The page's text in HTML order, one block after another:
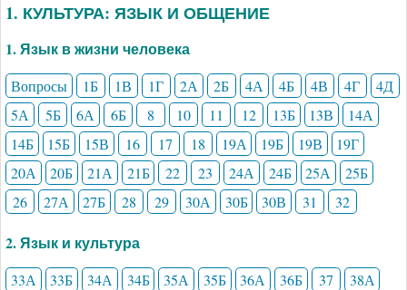
1. КУЛЬТУРА: ЯЗЫК И ОБЩЕНИЕ
1. Язык в жизни человека
Вопросы 1Б 1В 1Г 2А 2Б 4А 4Б 4В 4Г
4Д
5А
5Б 6А 6Б 8 10 11 12 13Б 13В
14А
14Б
15Б 15В 16 17 18 19А 19Б 19В
19Г
20А
20Б 21А 21Б 22 23 24А 24Б 25А
25Б
26
27А 27Б 28 29 30А 30Б 30В 31 32
2. Язык и культура
33А 33Б 34А 34Б 35А 35Б 36А 36Б 37
38А